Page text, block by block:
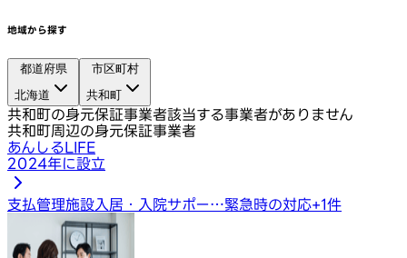
地域から探す
都道府県
北海道
市区町村
共和町
共和町の身元保証事業者該当する事業者がありません
共和町周辺の身元保証事業者
あんしるLIFE
2024年に設立
支払管理施設入居・入院サポー…緊急時の対応+1件